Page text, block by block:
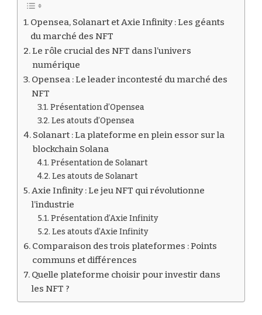
Opensea, Solanart et Axie Infinity : Les géants
du marché des NFT
Le rôle crucial des NFT dans l’univers
numérique
Opensea : Le leader incontesté du marché des
NFT
Présentation d’Opensea
Les atouts d’Opensea
Solanart : La plateforme en plein essor sur la
blockchain Solana
Présentation de Solanart
Les atouts de Solanart
Axie Infinity : Le jeu NFT qui révolutionne
l’industrie
Présentation d’Axie Infinity
Les atouts d’Axie Infinity
Comparaison des trois plateformes : Points
communs et différences
Quelle plateforme choisir pour investir dans
les NFT ?